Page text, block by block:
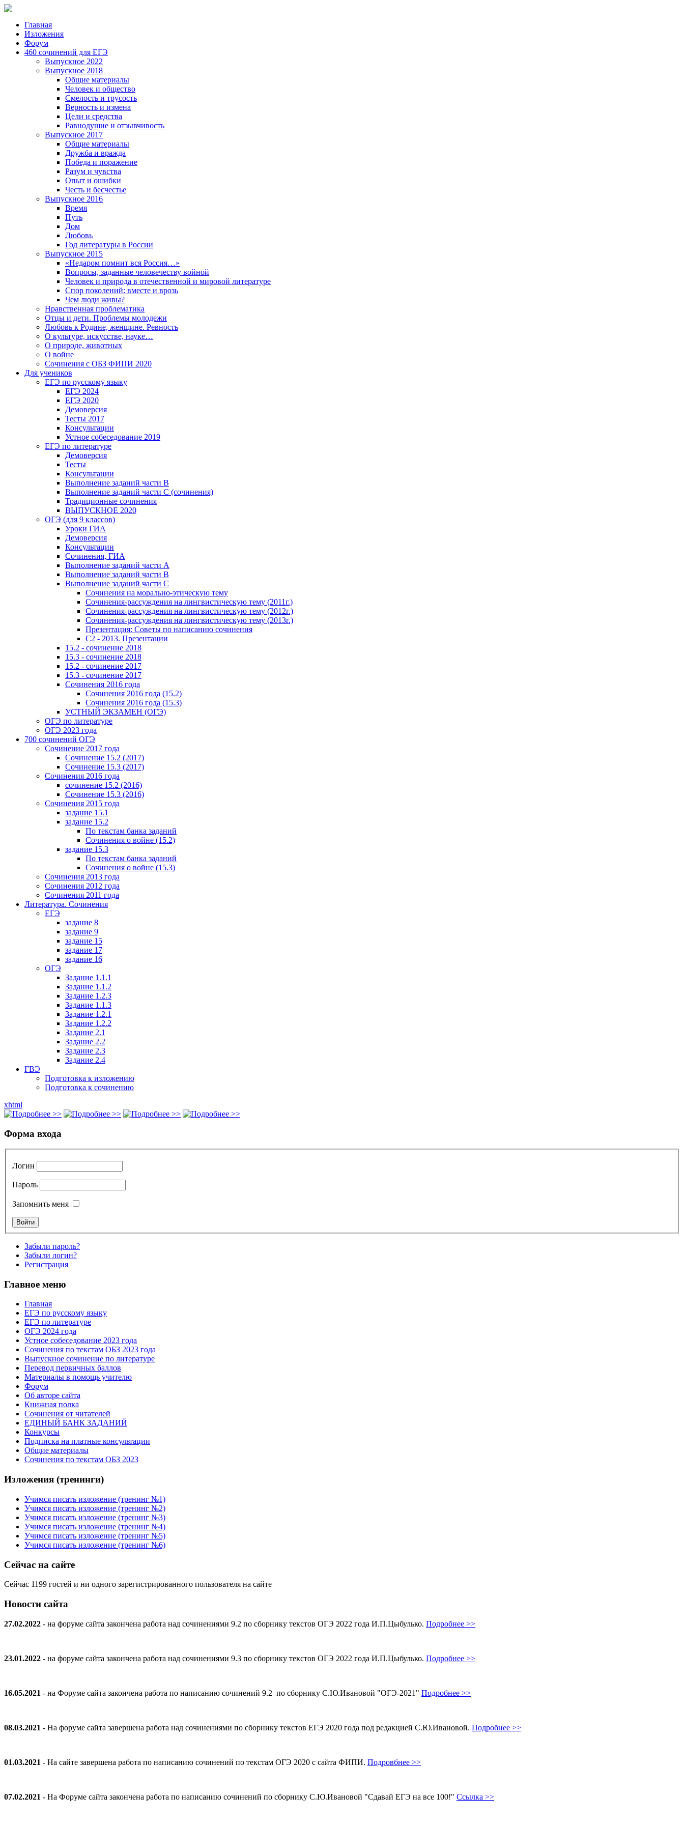
Главная
Изложения
Форум
460 сочинений для ЕГЭ
Выпускное 2022
Выпускное 2018
Общие материалы
Человек и общество
Смелость и трусость
Верность и измена
Цели и средства
Равнодушие и отзывчивость
Выпускное 2017
Общие материалы
Дружба и вражда
Победа и поражение
Разум и чувства
Опыт и ошибки
Честь и бесчестье
Выпускное 2016
Время
Путь
Дом
Любовь
Год литературы в России
Выпускное 2015
«Недаром помнит вся Россия…»
Вопросы, заданные человечеству войной
Человек и природа в отечественной и мировой литературе
Спор поколений: вместе и врозь
Чем люди живы?
Нравственная проблематика
Отцы и дети. Проблемы молодежи
Любовь к Родине, женщине. Ревность
О культуре, искусстве, науке…
О природе, животных
О войне
Сочинения с ОБЗ ФИПИ 2020
Для учеников
ЕГЭ по русскому языку
ЕГЭ 2024
ЕГЭ 2020
Демоверсия
Тесты 2017
Консультации
Устное собеседование 2019
ЕГЭ по литературе
Демоверсия
Тесты
Консультации
Выполнение заданий части В
Выполнение заданий части С (сочинения)
Традиционные сочинения
ВЫПУСКНОЕ 2020
ОГЭ (для 9 классов)
Уроки ГИА
Демоверсия
Консультации
Сочинения, ГИА
Выполнение заданий части А
Выполнение заданий части В
Выполнение заданий части С
Сочинения на морально-этическую тему
Сочинения-рассуждения на лингвистическую тему (2011г.)
Сочинения-рассуждения на лингвистическую тему (2012г.)
Сочинения-рассуждения на лингвистическую тему (2013г.)
Презентация: Советы по написанию сочинения
C2 - 2013. Презентации
15.2 - сочинение 2018
15.3 - сочинение 2018
15.2 - сочинение 2017
15.3 - сочинение 2017
Сочинения 2016 года
Сочинения 2016 года (15.2)
Сочинения 2016 года (15.3)
УСТНЫЙ ЭКЗАМЕН (ОГЭ)
ОГЭ по литературе
ОГЭ 2023 года
700 cочинений ОГЭ
Сочинение 2017 года
Сочинение 15.2 (2017)
Сочинение 15.3 (2017)
Сочинения 2016 года
сочинение 15.2 (2016)
Сочинение 15.3 (2016)
Сочинения 2015 года
задание 15.1
задание 15.2
По текстам банка заданий
Сочинения о войне (15.2)
задание 15.3
По текстам банка заданий
Сочинения о войне (15.3)
Сочинения 2013 года
Сочинения 2012 года
Сочинения 2011 года
Литература. Сочинения
ЕГЭ
задание 8
задание 9
задание 15
задание 17
задание 16
ОГЭ
Задание 1.1.1
Задание 1.1.2
Задание 1.2.3
Задание 1.1.3
Задание 1.2.1
Задание 1.2.2
Задание 2.1
Задание 2.2
Задание 2.3
Задание 2.4
ГВЭ
Подготовка к изложению
Подготовка к сочинению
xhtml
Форма входа
Логин
Пароль
Запомнить меня
Забыли пароль?
Забыли логин?
Регистрация
Главное меню
Главная
ЕГЭ по русскому языку
ЕГЭ по литературе
ОГЭ 2024 года
Устное собеседование 2023 года
Сочинения по текстам ОБЗ 2023 года
Выпускное сочинение по литературе
Перевод первичных баллов
Материалы в помощь учителю
Форум
Об авторе сайта
Книжная полка
Cочинения от читателей
ЕДИНЫЙ БАНК ЗАДАНИЙ
Конкурсы
Подписка на платные консультации
Общие материалы
Сочинения по текстам ОБЗ 2023
Изложения (тренинги)
Учимся писать изложение (тренинг №1)
Учимся писать изложение (тренинг №2)
Учимся писать изложение (тренинг №3)
Учимся писать изложение (тренинг №4)
Учимся писать изложение (тренинг №5)
Учимся писать изложение (тренинг №6)
Сейчас на сайте
Сейчас 1199 гостей и ни одного зарегистрированного пользователя на сайте
Новости сайта
27.02.2022 - на форуме сайта закончена работа над сочинениями 9.2 по сборнику текстов ОГЭ 2022 года И.П.Цыбулько. Подробнее >>
23.01.2022 - на форуме сайта закончена работа над сочинениями 9.3 по сборнику текстов ОГЭ 2022 года И.П.Цыбулько. Подробнее >>
16.05.2021 - на Форуме сайта закончена работа по написанию сочинений 9.2 по сборнику С.Ю.Ивановой "ОГЭ-2021" Подробнее >>
08.03.2021 - На форуме сайта завершена работа над сочинениями по сборнику текстов ЕГЭ 2020 года под редакцией С.Ю.Ивановой. Подробнее >>
01.03.2021 - На сайте завершена работа по написанию сочинений по текстам ОГЭ 2020 с сайта ФИПИ. Подровбнее >>
07.02.2021 - На Форуме сайта закончена работа по написанию сочинений по сборнику С.Ю.Ивановой "Сдавай ЕГЭ на все 100!" Ссылка >>